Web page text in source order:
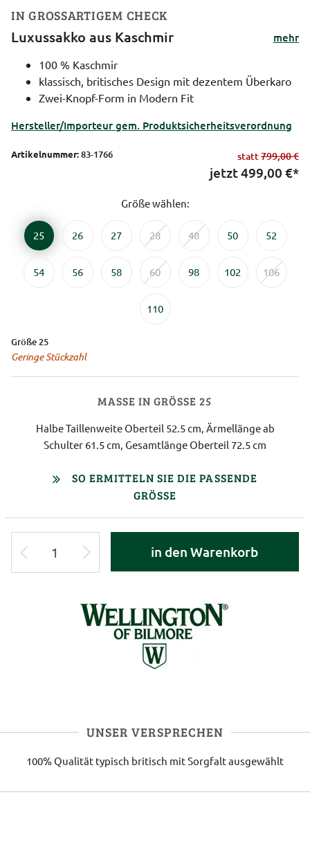
IN GROSSARTIGEM CHECK
Luxussakko aus Kaschmir
mehr
100 % Kaschmir
klassisch, britisches Design mit dezentem Überkaro
Zwei-Knopf-Form in Modern Fit
Hersteller/Importeur gem. Produktsicherheitsverordnung
Artikelnummer:83-1766 statt799,00 €
jetzt499,00 €*
Größe wählen:
25 26 27 28 48 50 52
54 56 58 60 98 102 106
110
Größe 25
Geringe Stückzahl
MASSE IN GRÖSSE 25
Halbe Taillenweite Oberteil 52.5 cm, Ärmellänge ab
Schulter 61.5 cm, Gesamtlänge Oberteil 72.5 cm
SO ERMITTELN SIE DIE PASSENDE
GRÖSSE
in den Warenkorb
UNSER VERSPRECHEN
100% Qualität typisch britisch mit Sorgfalt ausgewählt